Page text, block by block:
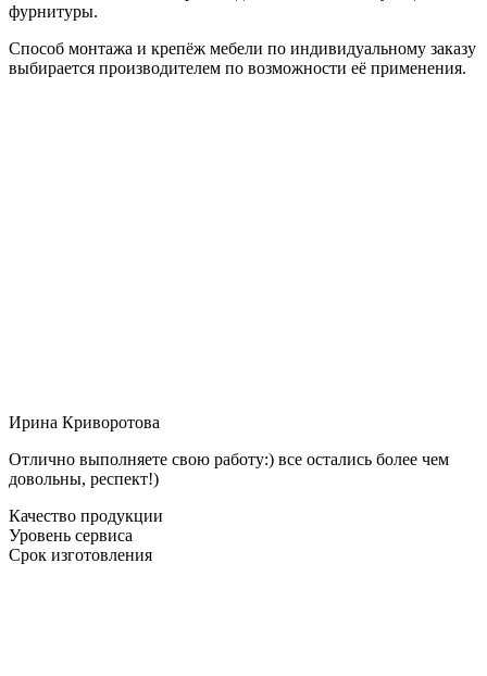
фурнитуры.
Способ монтажа и крепёж мебели по индивидуальному заказу
выбирается производителем по возможности её применения.
Ирина Криворотова
Отлично выполняете свою работу:) все остались более чем
довольны, респект!)
Качество продукции
Уровень сервиса
Срок изготовления